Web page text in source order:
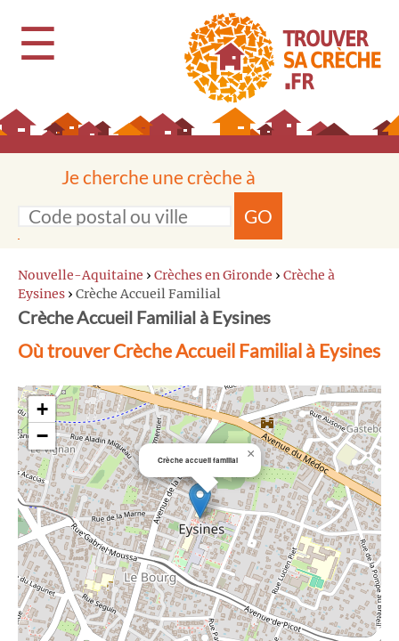
☰
Je cherche une crèche à
GO
Nouvelle-Aquitaine › Crèches en Gironde › Crèche à
Eysines › Crèche Accueil Familial
Crèche Accueil Familial à Eysines
Où trouver Crèche Accueil Familial à Eysines
Crèche accueil familial ×
+
−